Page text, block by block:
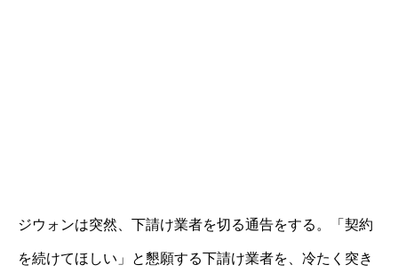
ジウォンは突然、下請け業者を切る通告をする。「契約
を続けてほしい」と懇願する下請け業者を、冷たく突き